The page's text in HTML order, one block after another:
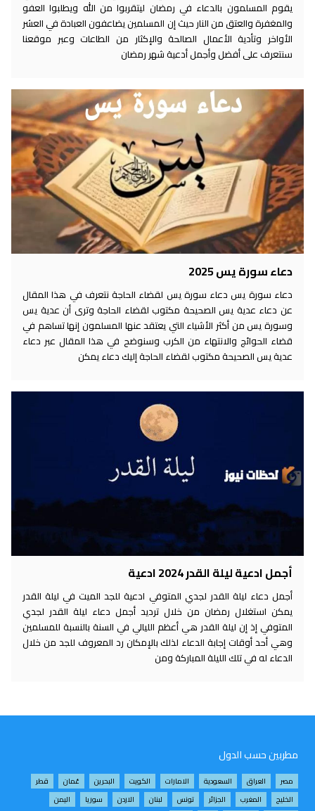
يقوم المسلمون بالدعاء في رمضان ليتقربوا من الله ويطلبوا العفو
والمغفرة والعتق من النار حيث إن المسلمين يضاعفون العبادة في العشر
الأواخر وتأدية الأعمال الصالحة والإكثار من الطاعات وعبر موقعنا
سنتعرف على أفضل وأجمل أدعية شهر رمضان
دعاء سورة يس 2025
دعاء سورة يس دعاء سورة يس لقضاء الحاجة نتعرف في هذا المقال
عن دعاء عدية يس الصحيحة مكتوب لقضاء الحاجة وترى أن عدية يس
وسورة يس من أكثر الأشياء التي يعتقد عنها المسلمون إنها تساهم في
قضاء الحوائج والانتهاء من الكرب وسنوضح في هذا المقال عبر دعاء
عدية يس الصحيحة مكتوب لقضاء الحاجة إليك دعاء يمكن
أجمل ادعية ليلة القدر 2024 ادعية
أجمل دعاء ليلة القدر لجدي المتوفي ادعية للجد الميت في ليلة القدر
يمكن استغلال رمضان من خلال ترديد أجمل دعاء ليلة القدر لجدي
المتوفي إذ إن ليلة القدر هي أعظم الليالي في السنة بالنسبة للمسلمين
وهي أحد أوقات إجابة الدعاء لذلك بالإمكان رد المعروف للجد من خلال
الدعاء له في تلك الليلة المباركة ومن
مطربين حسب الدول
مصر العراق السعودية الامارات الكويت البحرين عُمان
قطر
الخليج
المغرب الجزائر تونس لبنان الاردن سوريا
اليمن